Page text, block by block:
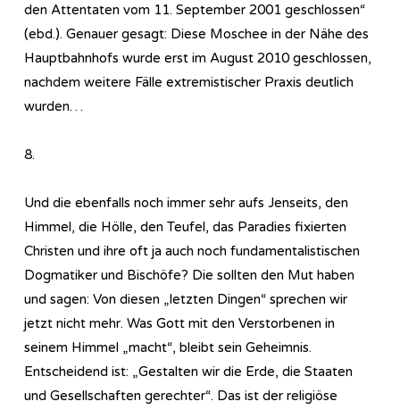
den Attentaten vom 11. September 2001 geschlossen“
(ebd.). Genauer gesagt: Diese Moschee in der Nähe des
Hauptbahnhofs wurde erst im August 2010 geschlossen,
nachdem weitere Fälle extremistischer Praxis deutlich
wurden…
8.
Und die ebenfalls noch immer sehr aufs Jenseits, den
Himmel, die Hölle, den Teufel, das Paradies fixierten
Christen und ihre oft ja auch noch fundamentalistischen
Dogmatiker und Bischöfe? Die sollten den Mut haben
und sagen: Von diesen „letzten Dingen“ sprechen wir
jetzt nicht mehr. Was Gott mit den Verstorbenen in
seinem Himmel „macht“, bleibt sein Geheimnis.
Entscheidend ist: „Gestalten wir die Erde, die Staaten
und Gesellschaften gerechter“. Das ist der religiöse